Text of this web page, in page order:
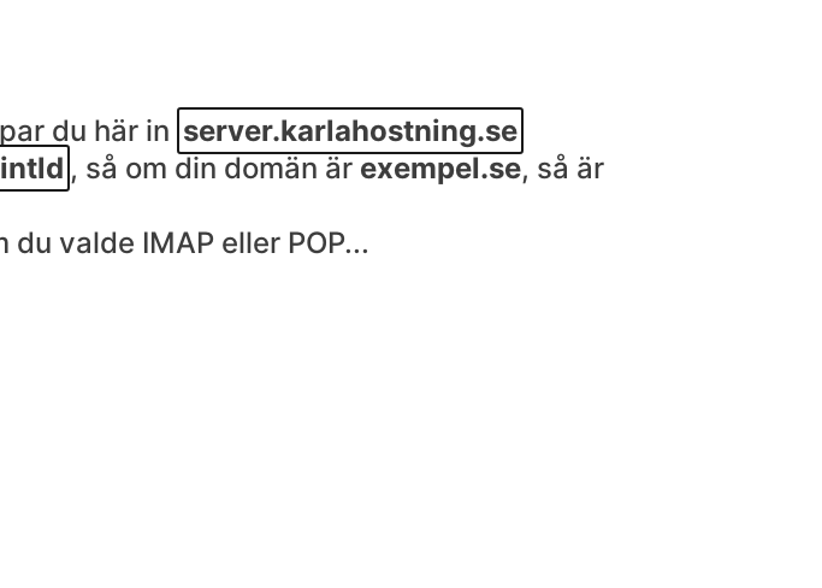
du här in server.karlahostning.se
, så om din domän är exempel.se, så är
du valde IMAP eller POP...